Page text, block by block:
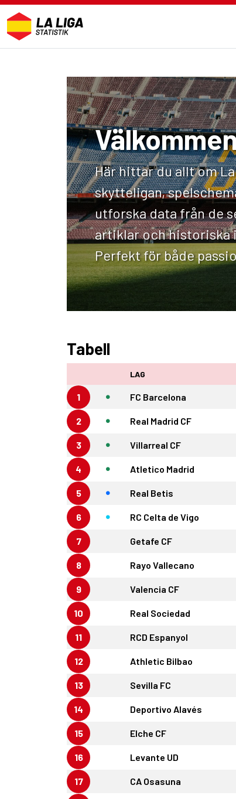
Här hittar du allt om
skytteligan,
utforska data från de
artiklar och historiska
Perfekt för både
Tabell
LAG
1 FC Barcelona
2 Real Madrid CF
3 Villarreal CF
4 Atletico Madrid
5 Real Betis
6 RC Celta de Vigo
7 Getafe CF
8 Rayo Vallecano
9 Valencia CF
10 Real Sociedad
11 RCD Espanyol
12 Athletic Bilbao
13 Sevilla FC
14 Deportivo Alavés
15 Elche CF
16 Levante UD
17 CA Osasuna